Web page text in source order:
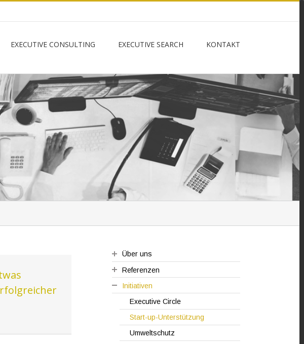
EXECUTIVE CONSULTING EXECUTIVE SEARCH KONTAKT
Über uns
Vision
Werte
Management
Referenzen
Kundenzitate
Fallbeispiele
Initiativen
Executive Circle
Start-up-Unterstützung
Umweltschutz